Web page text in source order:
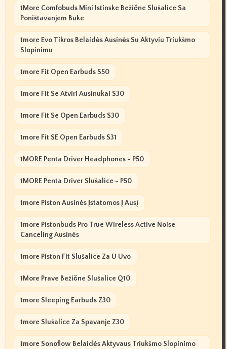
1More Comfobuds Mini Istinske Bežične Slušalice Sa
Poništavanjem Buke
1more Evo Tikros Belaidės Ausinės Su Aktyviu Triukšmo
Slopinimu
1more Fit Open Earbuds S50
1more Fit Se Atviri Ausinukai S30
1more Fit Se Open Earbuds S30
1more Fit SE Open Earbuds S31
1MORE Penta Driver Headphones - P50
1MORE Penta Driver Slušalice - P50
1more Piston Ausinės Įstatomos Į Ausį
1more Pistonbuds Pro True Wireless Active Noise
Canceling Ausinės
1more Piston Fit Slušalice Za U Uvo
1More Prave Bežične Slušalice Q10
1more Sleeping Earbuds Z30
1more Slušalice Za Spavanje Z30
1more Sonoflow Belaidės Aktyvaus Triukšmo Slopinimo